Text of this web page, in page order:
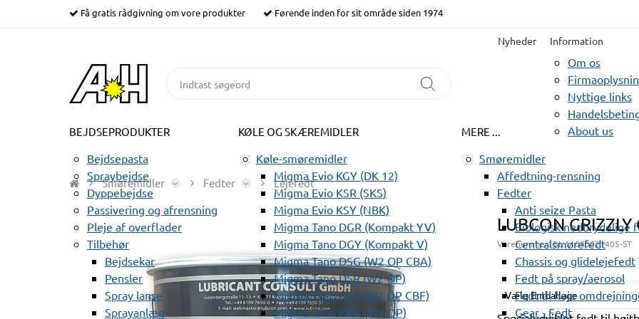
Få gratis rådgivning om vore produkter Førende inden for sit område siden 1974
Nyheder Information
Om os
Nyttige links
About us
BEJDSEPRODUKTER
Bejdsepasta
Spraybejdse
Dyppebejdse
Passivering og afrensning
Pleje af overflader
Tilbehør
Bejdsekar
Pensler
Spray lanse
Sprayanlæg
KØLE OG SKÆREMIDLER
Køle-smøremidler
Migma Evio KGY (DK 12)
Migma Evio KSR (SKS)
Migma Evio KSY (NBK)
Migma Tano DGR (Kompakt YV)
Migma Tano DGY (Kompakt V)
Migma Tano DSG (W2 OP CBA)
Migma Tano DSR (W2 OP)
Migma Tano DSY (W2 OP CBF)
Migma Tano KBG (W1 OP)
MERE ...
Smøremidler
Affedtning-rensning
Fedter
Anti seize Pasta
Biologisk nedbrydelige
Centralsmørefedt
Chassis og glidelejefedt
Fedt på spray/aerosol
Fedt til høje
Gear - Fedt
Smøremidler Fedter Lejefedt
LUBCON
Varenummer:BL 11080021405-ST
Vælg Emballage